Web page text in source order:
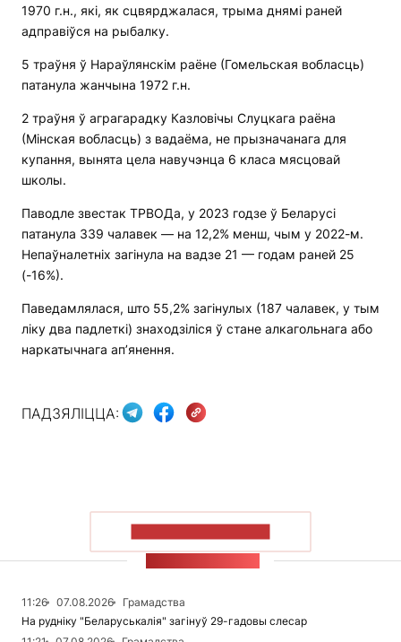
1970 г.н., які, як сцвярджалася, трыма днямі раней
адправіўся на рыбалку.
5 траўня ў Нараўлянскім раёне (Гомельская вобласць)
патанула жанчына 1972 г.н.
2 траўня ў аграгарадку Казловічы Слуцкага раёна
(Мінская вобласць) з вадаёма, не прызначанага для
купання, вынята цела навучэнца 6 класа мясцовай
школы.
Паводле звестак ТРВОДа, у 2023 годзе ў Беларусі
патанула 339 чалавек — на 12,2% менш, чым у 2022-м.
Непаўналетніх загінула на вадзе 21 — годам раней 25
(-16%).
Паведамлялася, што 55,2% загінулых (187 чалавек, у тым
ліку два падлеткі) знаходзіліся ў стане алкагольнага або
наркатычнага ап’янення.
ПАДЗЯЛІЦЦА:
11:26 07.08.2026
Грамадства
На рудніку "Беларуськалія" загінуў 29-гадовы слесар